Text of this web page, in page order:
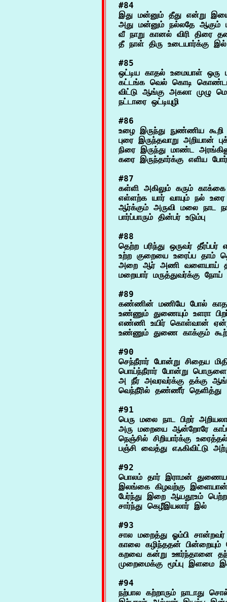
#84
இது மன்னும் தீது என்று
அது மன்னும் நல்லதே ஆகும்
வீ நாறு கானல் விரி திரை
#85
ஒட்டிய காதல் உமையாள் ஒரு
கட்டங்க வெல் கொடி
விட்டு ஆங்கு அகலா முழு
#86
உழை இருந்து நுண்ணிய கூறி
புரை இருந்தவாறு அறியான்
நிரை இருந்து மாண்ட
#87
கள்ளி அகிலும் கரும்
எள்ளற்க யார் வாயும் நல்
ஆர்க்கும் அருவி மலை நாட
#88
தெற்ற பரிந்து ஒருவர் தீர்ப்பர்
உற்ற குறையை உரைப்ப தாம்
அறை ஆர் அணி வளையாய்
#89
கண்ணின் மணியே போல்
உண்ணும் துணையும் உளரா
எண்ணி உயிர் கொள்வான் ஏன்று
#90
செந்நீரார் போன்று சிதைய
பொய்ந்நீரார் போன்று பொருளை
அ நீர் அவரவர்க்கு தக்கு
#91
பெரு மலை நாட பிறர்
அரு மறையை ஆன்றோரே
நெஞ்சில் சிறியார்க்கு
#92
பொலம் தார் இராமன்
இலங்கை கிழவற்கு
பேர்ந்து இறை ஆயதூஉம்
#93
சால மறைத்து ஓம்பி
காலை கழிந்ததன் பின்றையும்
கறவை கன்று ஊர்ந்தானை
#94
நற்பால கற்றாரும் நாடாது